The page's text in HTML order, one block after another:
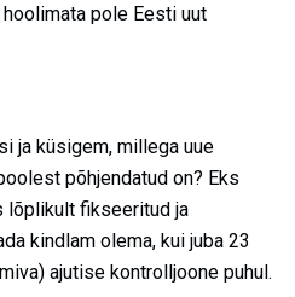
pole Eesti uut
ja küsigem, millega uue
põhjendatud on? Eks
lõplikult fikseeritud ja
kindlam olema, kui juba 23
ajutise kontrolljoone puhul.